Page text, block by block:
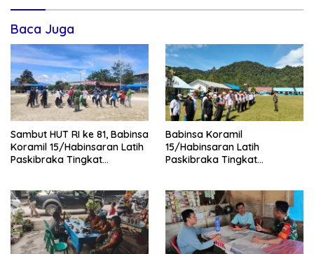
Baca Juga
Sambut HUT RI ke 81, Babinsa
Koramil 15/Habinsaran Latih
Paskibraka Tingkat
Babinsa Koramil
15/Habinsaran Latih
Paskibraka Tingkat